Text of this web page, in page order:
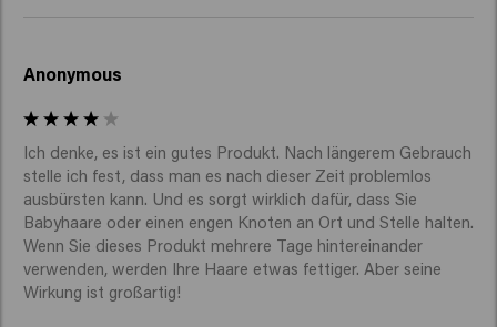
Anonymous
Ich denke, es ist ein gutes Produkt. Nach längerem Gebrauch
stelle ich fest, dass man es nach dieser Zeit problemlos
ausbürsten kann. Und es sorgt wirklich dafür, dass Sie
Babyhaare oder einen engen Knoten an Ort und Stelle halten.
Wenn Sie dieses Produkt mehrere Tage hintereinander
verwenden, werden Ihre Haare etwas fettiger. Aber seine
Wirkung ist großartig!